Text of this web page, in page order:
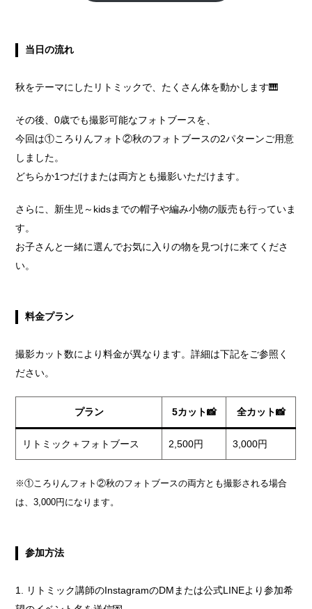
当日の流れ
秋をテーマにしたリトミックで、たくさん体を動かします🎹
その後、0歳でも撮影可能なフォトブースを、
今回は①ころりんフォト②秋のフォトブースの2パターンご用意
しました。
どちらか1つだけまたは両方とも撮影いただけます。
さらに、新生児～kidsまでの帽子や編み小物の販売も行っていま
す。
お子さんと一緒に選んでお気に入りの物を見つけに来てくださ
い。
料金プラン
撮影カット数により料金が異なります。詳細は下記をご参照く
ださい。
プラン 5カット📸 全カット📸
リトミック＋フォトブース 2,500円 3,000円
※①ころりんフォト②秋のフォトブースの両方とも撮影される場合
は、3,000円になります。
参加方法
リトミック講師のInstagramのDMまたは公式LINEより参加希